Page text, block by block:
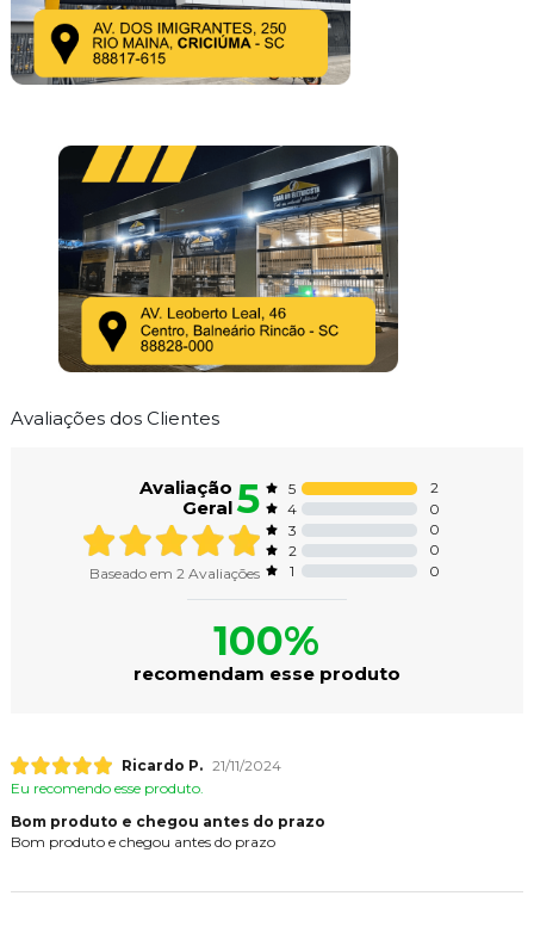
Avaliações dos Clientes
Avaliação
Geral5
Baseado em 2Avaliações
5
2
4
0
3
0
2
0
1
0
100%
recomendam esse produto
Ricardo P. 21/11/2024
Eu recomendo esse produto.
Bom produto e chegou antes do prazo
Bom produto e chegou antes do prazo